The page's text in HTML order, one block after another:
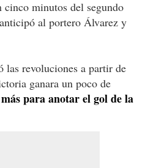
cinco minutos del segundo
al portero Álvarez y
las revoluciones a partir de
ganara un poco de
para anotar el gol de la